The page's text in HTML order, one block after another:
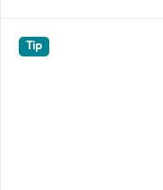
Tip